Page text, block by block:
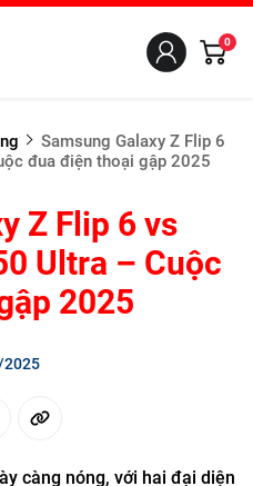
0
Samsung Galaxy Z Flip 6
đua điện thoại gập 2025
Z Flip 6 vs
Ultra – Cuộc
2025
càng nóng, với hai đại diện